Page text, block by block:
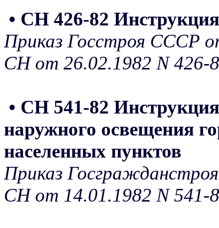
• СН 426-82
Приказ Госстроя СССР
СН от 26.02.1982 N 426-
• СН 541-82
наружного освещения
населенных пунктов
Приказ
СН от 14.01.1982 N 541-